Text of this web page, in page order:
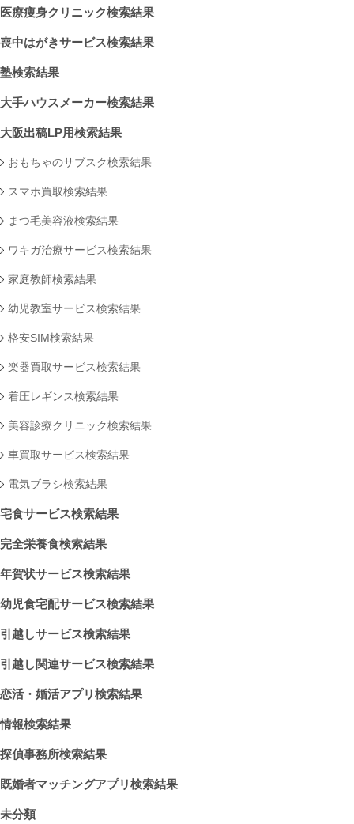
医療痩身クリニック検索結果
喪中はがきサービス検索結果
塾検索結果
大手ハウスメーカー検索結果
大阪出稿LP用検索結果
おもちゃのサブスク検索結果
スマホ買取検索結果
まつ毛美容液検索結果
ワキガ治療サービス検索結果
家庭教師検索結果
幼児教室サービス検索結果
格安SIM検索結果
楽器買取サービス検索結果
着圧レギンス検索結果
美容診療クリニック検索結果
車買取サービス検索結果
電気ブラシ検索結果
宅食サービス検索結果
完全栄養食検索結果
年賀状サービス検索結果
幼児食宅配サービス検索結果
引越しサービス検索結果
引越し関連サービス検索結果
恋活・婚活アプリ検索結果
情報検索結果
探偵事務所検索結果
既婚者マッチングアプリ検索結果
未分類